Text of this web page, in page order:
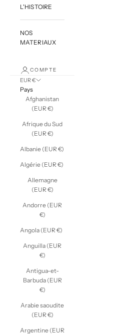
L'HISTOIRE
NOS
MATERIAUX
COMPTE
EUR €
Pays
Afghanistan
(EUR €)
Afrique du Sud
(EUR €)
Albanie (EUR €)
Algérie (EUR €)
Allemagne
(EUR €)
Andorre (EUR
€)
Angola (EUR €)
Anguilla (EUR
€)
Antigua-et-
Barbuda (EUR
€)
Arabie saoudite
(EUR €)
Argentine (EUR